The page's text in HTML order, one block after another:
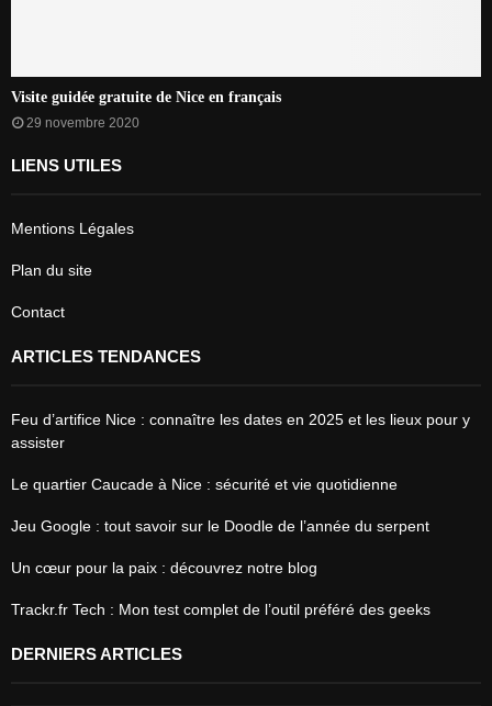
Visite guidée gratuite de Nice en français
29 novembre 2020
LIENS UTILES
Mentions Légales
Plan du site
Contact
ARTICLES TENDANCES
Feu d’artifice Nice : connaître les dates en 2025 et les lieux pour y
assister
Le quartier Caucade à Nice : sécurité et vie quotidienne
Jeu Google : tout savoir sur le Doodle de l’année du serpent
Un cœur pour la paix : découvrez notre blog
Trackr.fr Tech : Mon test complet de l’outil préféré des geeks
DERNIERS ARTICLES